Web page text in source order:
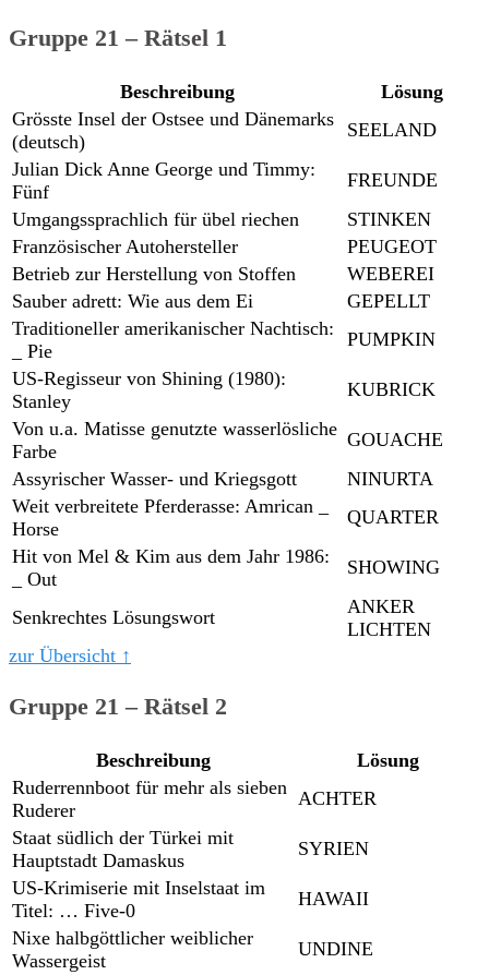
Gruppe 21 – Rätsel 1
Beschreibung
Lösung
Grösste Insel der Ostsee und Dänemarks
(deutsch)
SEELAND
Julian Dick Anne George und Timmy:
Fünf
FREUNDE
Umgangssprachlich für übel riechen
STINKEN
Französischer Autohersteller
PEUGEOT
Betrieb zur Herstellung von Stoffen
WEBEREI
Sauber adrett: Wie aus dem Ei
GEPELLT
Traditioneller amerikanischer Nachtisch:
_ Pie
PUMPKIN
US-Regisseur von Shining (1980):
Stanley
KUBRICK
Von u.a. Matisse genutzte wasserlösliche
Farbe
GOUACHE
Assyrischer Wasser- und Kriegsgott
NINURTA
Weit verbreitete Pferderasse: Amrican _
Horse
QUARTER
Hit von Mel & Kim aus dem Jahr 1986:
_ Out
SHOWING
Senkrechtes Lösungswort
ANKER
LICHTEN
zur Übersicht ↑
Gruppe 21 – Rätsel 2
Beschreibung
Lösung
Ruderrennboot für mehr als sieben
Ruderer
ACHTER
Staat südlich der Türkei mit
Hauptstadt Damaskus
SYRIEN
US-Krimiserie mit Inselstaat im
Titel: … Five-0
HAWAII
Nixe halbgöttlicher weiblicher
Wassergeist
UNDINE